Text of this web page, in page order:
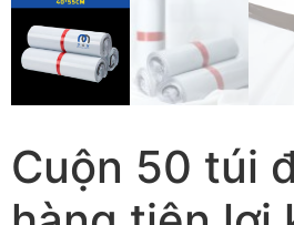
Cuộn 50 túi